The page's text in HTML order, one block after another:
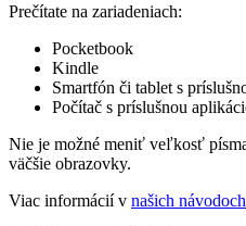
Prečítate na zariadeniach:
Pocketbook
Kindle
Smartfón či tablet s
Počítač s príslušnou
Nie je možné meniť veľkosť
väčšie obrazovky.
Viac informácií v našich návodoch